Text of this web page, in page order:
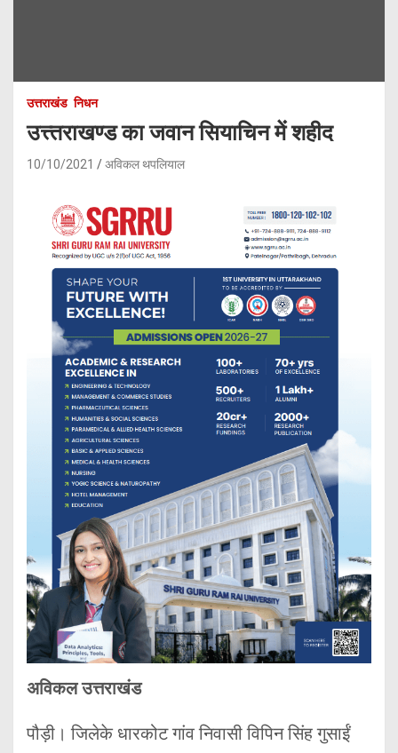
उत्तराखंड निधन
उत्त्तराखण्ड का जवान सियाचिन में शहीद
10/10/2021 अविकल थपलियाल
अविकल उत्तराखंड
पौड़ी। जिलेके धारकोट गांव निवासी विपिन सिंह गुसाईं